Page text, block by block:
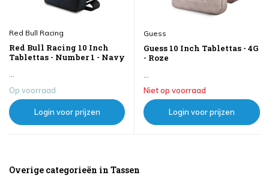
Red Bull Racing
Red Bull Racing 10 Inch
Tablettas - Number 1 - Navy
...
Op voorraad
Login voor prijzen
Guess
Guess 10 Inch Tablettas - 4G
- Roze
Niet op voorraad
Login voor prijzen
Overige categorieën in Tassen